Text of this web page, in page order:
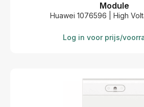
Module
Huawei 1076596 | High
Log in voor prijs/